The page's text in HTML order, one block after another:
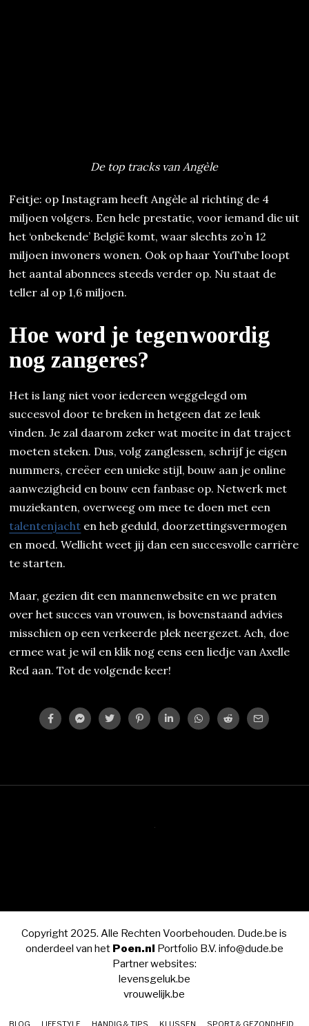
De top tracks van Angèle
Feitje: op Instagram heeft Angèle al richting de 4
miljoen volgers. Een hele prestatie, voor iemand die uit
het ‘onbekende’ België komt, waar slechts zo’n 12
miljoen inwoners wonen. Ook op haar YouTube loopt
het aantal abonnees steeds verder op. Nu staat de
teller al op 1,6 miljoen.
Hoe word je tegenwoordig
nog zangeres?
Het is lang niet voor iedereen weggelegd om
succesvol door te breken in hetgeen dat ze leuk
vinden. Je zal daarom zeker wat moeite in dat traject
moeten steken. Dus, volg zanglessen, schrijf je eigen
nummers, creëer een unieke stijl, bouw aan je online
aanwezigheid en bouw een fanbase op. Netwerk met
muziekanten, overweeg om mee te doen met een
talentenjacht en heb geduld, doorzettingsvermogen
en moed. Wellicht weet jij dan een succesvolle carrière
te starten.
Maar, gezien dit een mannenwebsite en we praten
over het succes van vrouwen, is bovenstaand advies
misschien op een verkeerde plek neergezet. Ach, doe
ermee wat je wil en klik nog eens een liedje van Axelle
Red aan. Tot de volgende keer!
Copyright 2025. Alle Rechten Voorbehouden. Dude.be is
onderdeel van het Poen.nl Portfolio B.V. info@dude.be
Partner websites:
levensgeluk.be
vrouwelijk.be
BLOG LIFESTYLE HANDIG & TIPS KLUSSEN SPORT & GEZONDHEID